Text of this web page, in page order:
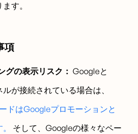
す。
項
グの表示リスク： Googleと
が接続されている場合は、
ドはGoogleプロモーションと
そして、Googleの様々なペー